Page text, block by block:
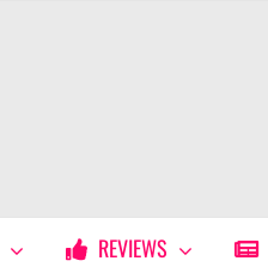
REVIEWS